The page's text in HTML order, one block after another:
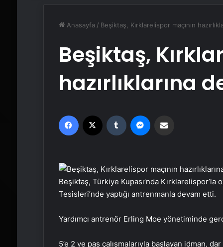
Anasayfa / Beşiktaş, Kırklarelispor maçının
Beşiktaş,
hazırlıklarına
Facebook Tumblr
Beşiktaş, Türkiye Kupası’nda Kırklarelispor’la
Tesisleri’nde yaptığı antrenmanla devam etti.
Yardımcı antrenör Erling Moe yönetiminde
5’e 2 ve pas çalışmalarıyla başlayan idman,